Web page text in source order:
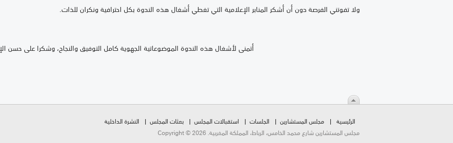
ولا تفوتني الفرصة دون أن أشكر المنابر الإعلامية التي تغطي أشغال هذه الندوة بكل احترافية ونكران للذات.
أتمنى لأشغال هذه الندوة الموضوعاتية الجهوية كامل التوفيق والنجاح، وشكرا على حسن
الرئيسية مجلس المستشارين الجلسات استقبالات المجلس بعثات المجلس
النشرة الداخلية
مجلس المستشارين شارع محمد الخامس، الرباط، المملكة المغربية. Copyright © 2026